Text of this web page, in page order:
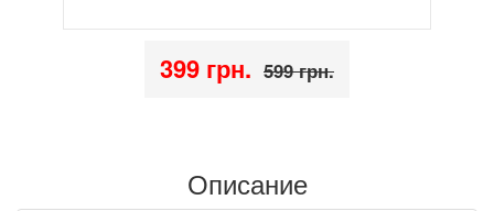
399 грн. 599 грн.
Описание